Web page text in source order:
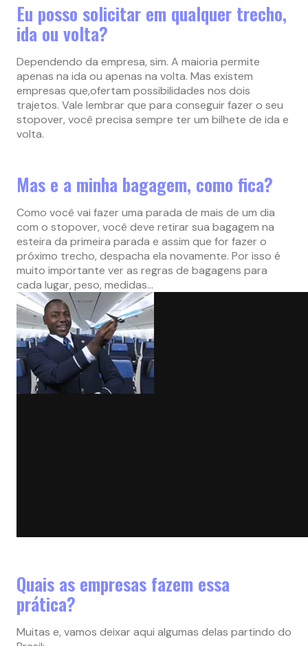
Eu posso solicitar em qualquer trecho,
ida ou volta?
Dependendo da empresa, sim. A maioria permite
apenas na ida ou apenas na volta. Mas existem
empresas que,ofertam possibilidades nos dois
trajetos. Vale lembrar que para conseguir fazer o seu
stopover, você precisa sempre ter um bilhete de ida e
volta.
Mas e a minha bagagem, como fica?
Como você vai fazer uma parada de mais de um dia
com o stopover, você deve retirar sua bagagem na
esteira da primeira parada e assim que for fazer o
próximo trecho, despacha ela novamente. Por isso é
muito importante ver as regras de bagagens para
cada lugar, peso, medidas…
Quais as empresas fazem essa
prática?
Muitas e, vamos deixar aqui algumas delas partindo do